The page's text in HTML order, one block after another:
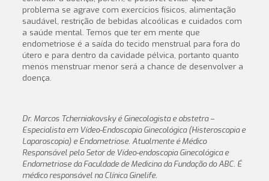
problema se agrave com exercícios físicos, alimentação
saudável, restrição de bebidas alcoólicas e cuidados com
a saúde mental. Temos que ter em mente que
endometriose é a saída do tecido menstrual para fora do
útero e para dentro da cavidade pélvica, portanto quanto
menos menstruar menor será a chance de desenvolver a
doença.
Dr. Marcos Tcherniakovsky é Ginecologista e obstetra –
Especialista em Vídeo-Endoscopia Ginecológica (Histeroscopia e
Laparoscopia) e Endometriose. Atualmente é Médico
Responsável pelo Setor de Vídeo-endoscopia Ginecológica e
Endometriose da Faculdade de Medicina da Fundação do ABC. É
médico responsável na Clínica Ginelife.